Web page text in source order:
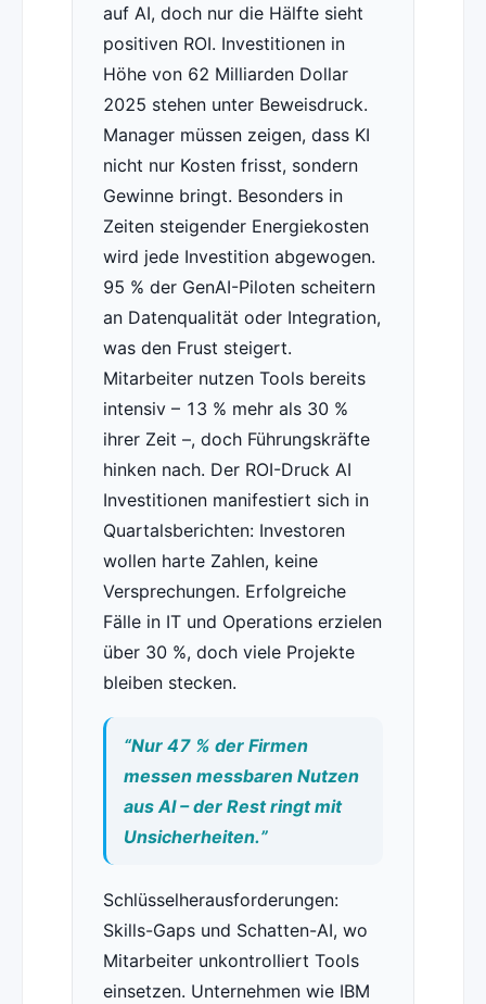
auf AI, doch nur die Hälfte sieht
positiven ROI. Investitionen in
Höhe von 62 Milliarden Dollar
2025 stehen unter Beweisdruck.
Manager müssen zeigen, dass KI
nicht nur Kosten frisst, sondern
Gewinne bringt. Besonders in
Zeiten steigender Energiekosten
wird jede Investition abgewogen.
95 % der GenAI-Piloten scheitern
an Datenqualität oder Integration,
was den Frust steigert.
Mitarbeiter nutzen Tools bereits
intensiv – 13 % mehr als 30 %
ihrer Zeit –, doch Führungskräfte
hinken nach. Der ROI-Druck AI
Investitionen manifestiert sich in
Quartalsberichten: Investoren
wollen harte Zahlen, keine
Versprechungen. Erfolgreiche
Fälle in IT und Operations erzielen
über 30 %, doch viele Projekte
bleiben stecken.
“Nur 47 % der Firmen
messen messbaren Nutzen
aus AI – der Rest ringt mit
Unsicherheiten.”
Schlüsselherausforderungen:
Skills-Gaps und Schatten-AI, wo
Mitarbeiter unkontrolliert Tools
einsetzen. Unternehmen wie IBM